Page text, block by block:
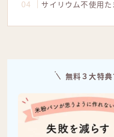
サイリウム不使用
無料３大特典